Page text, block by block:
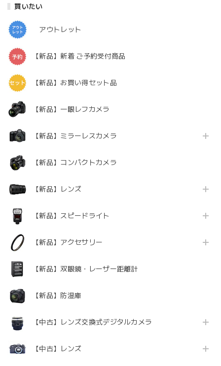
買いたい
アウトレット
【新品】新着 ご予約受付商品
【新品】お買い得セット品
【新品】一眼レフカメラ
【新品】ミラーレスカメラ
【新品】コンパクトカメラ
【新品】レンズ
【新品】スピードライト
【新品】アクセサリー
【新品】双眼鏡・レーザー距離計
【新品】防湿庫
【中古】レンズ交換式デジタルカメラ
【中古】レンズ